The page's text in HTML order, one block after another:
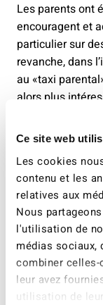
Ce site web
Les cookies
contenu et les
relatives aux
Nous
l'utilisation de
médias sociaux,
combiner
leur avez
utilisation de
Les parents ont
encouragent et
particulier sur
revanche, dans
au «taxi
alors plus
scolaires.
S’inscrire dès
L’an dernier,
ont participé au
de participation.
peuvent dès à
concours 2026/